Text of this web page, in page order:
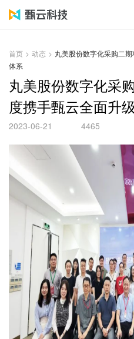
产品
资源中心
关于
售前咨
售后
首页 > 动态 > 丸美股份数字化采购二
体系
丸美股份数字化采
度携手甄云全面升
2023-06-21 4465